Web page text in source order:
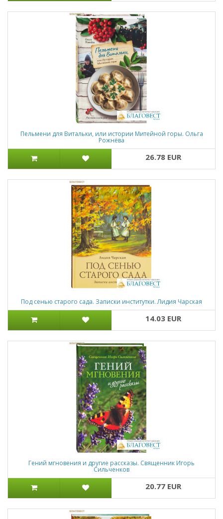
Пельмени для Витальки, или истории Митейной горы. Ольга
Рожнёва
26.78 EUR
Под сенью старого сада. Записки институтки. Лидия Чарская
14.03 EUR
Гений мгновения и другие рассказы. Священник Игорь
Сильченков
20.77 EUR